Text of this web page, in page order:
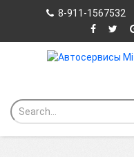
8-911-1567532